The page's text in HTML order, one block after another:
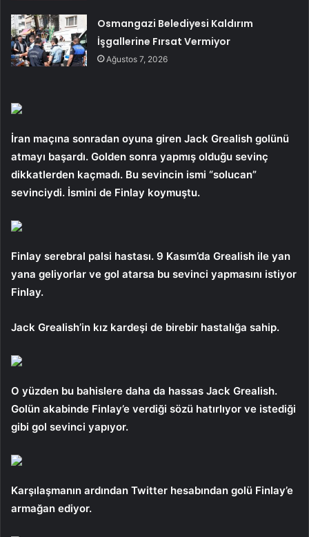
Osmangazi Belediyesi Kaldırım
İşgallerine Fırsat Vermiyor
Ağustos 7, 2026
İran maçına sonradan oyuna giren Jack Grealish golünü
atmayı başardı. Golden sonra yapmış olduğu sevinç
dikkatlerden kaçmadı. Bu sevincin ismi “solucan”
sevinciydi. İsmini de Finlay koymuştu.
Finlay serebral palsi hastası. 9 Kasım’da Grealish ile yan
yana geliyorlar ve gol atarsa bu sevinci yapmasını istiyor
Finlay.
Jack Grealish’in kız kardeşi de birebir hastalığa sahip.
O yüzden bu bahislere daha da hassas Jack Grealish.
Golün akabinde Finlay’e verdiği sözü hatırlıyor ve istediği
gibi gol sevinci yapıyor.
Karşılaşmanın ardından Twitter hesabından golü Finlay’e
armağan ediyor.